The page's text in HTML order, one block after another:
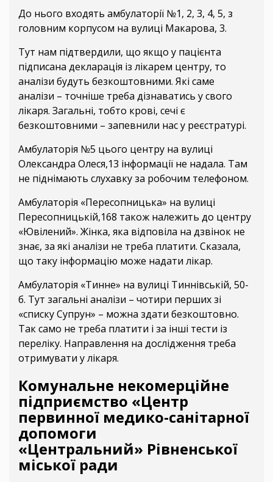
До нього входять амбулаторії №1, 2, 3, 4, 5, з
головним корпусом на вулиці Макарова, 3.
Тут нам підтвердили, що якщо у пацієнта
підписана декларація із лікарем центру, то
аналізи будуть безкоштовними. Які саме
аналізи – точніше треба дізнаватись у свого
лікаря. Загальні, тобто крові, сечі є
безкоштовними – запевнили нас у реєстратурі.
Амбулаторія №5 цього центру на вулиці
Олександра Олеся,13 інформації не надала. Там
не піднімають слухавку за робочим телефоном.
Амбулаторія «Пересопницька» на вулиці
Пересопницькій,168 також належить до центру
«Ювілений». Жінка, яка відповіла на дзвінок не
знає, за які аналізи не треба платити. Сказала,
що таку інформацію може надати лікар.
Амбулаторія «Тинне» на вулиці Тиннівській, 50-
б. Тут загальні аналізи – чотири перших зі
«списку Супрун» – можна здати безкоштовно.
Так само не треба платити і за інші тести із
переліку. Направлення на дослідження треба
отримувати у лікаря.
Комунальне некомерційне
підприємство «Центр
первинної медико-санітарної
допомоги
«Центральний» Рівненської
міської ради